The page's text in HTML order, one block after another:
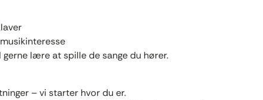
gerne lære at spille de sange du hører.
– vi starter hvor du er.